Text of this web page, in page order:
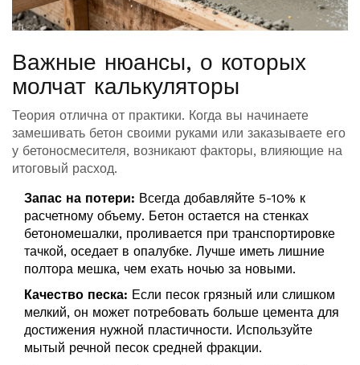
Важные нюансы, о которых
молчат калькуляторы
Теория отлична от практики. Когда вы начинаете
замешивать бетон своими руками или заказываете его
у бетоносмесителя, возникают факторы, влияющие на
итоговый расход.
Запас на потери: Всегда добавляйте 5-10% к
расчетному объему. Бетон остается на стенках
бетономешалки, проливается при транспортировке
тачкой, оседает в опалубке. Лучше иметь лишние
полтора мешка, чем ехать ночью за новыми.
Качество песка: Если песок грязный или слишком
мелкий, он может потребовать больше цемента для
достижения нужной пластичности. Используйте
мытый речной песок средней фракции.